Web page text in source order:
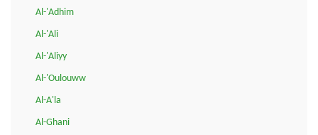
Al-'Adhim
Al-'Ali
Al-'Aliyy
Al-'Oulouww
Al-A'la
Al-Ghani